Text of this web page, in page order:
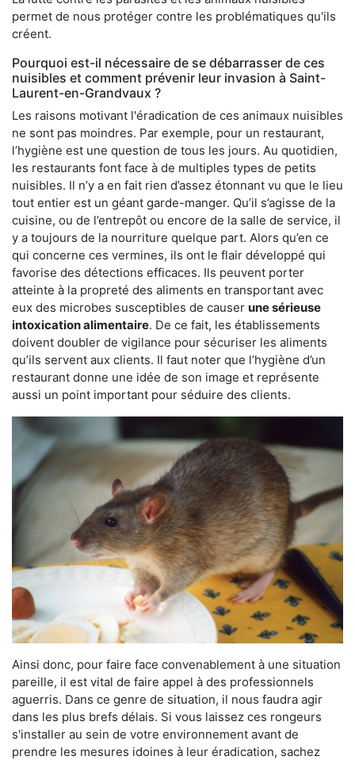
permet de nous protéger contre les problématiques qu'ils
créent.
Pourquoi est-il nécessaire de se débarrasser de ces
nuisibles et comment prévenir leur invasion à Saint-
Laurent-en-Grandvaux ?
Les raisons motivant l'éradication de ces animaux nuisibles
ne sont pas moindres. Par exemple, pour un restaurant,
l’hygiène est une question de tous les jours. Au quotidien,
les restaurants font face à de multiples types de petits
nuisibles. Il n’y a en fait rien d’assez étonnant vu que le lieu
tout entier est un géant garde-manger. Qu’il s’agisse de la
cuisine, ou de l’entrepôt ou encore de la salle de service, il
y a toujours de la nourriture quelque part. Alors qu’en ce
qui concerne ces vermines, ils ont le flair développé qui
favorise des détections efficaces. Ils peuvent porter
atteinte à la propreté des aliments en transportant avec
eux des microbes susceptibles de causer une sérieuse
intoxication alimentaire. De ce fait, les établissements
doivent doubler de vigilance pour sécuriser les aliments
qu’ils servent aux clients. Il faut noter que l’hygiène d’un
restaurant donne une idée de son image et représente
aussi un point important pour séduire des clients.
Ainsi donc, pour faire face convenablement à une situation
pareille, il est vital de faire appel à des professionnels
aguerris. Dans ce genre de situation, il nous faudra agir
dans les plus brefs délais. Si vous laissez ces rongeurs
s'installer au sein de votre environnement avant de
prendre les mesures idoines à leur éradication, sachez